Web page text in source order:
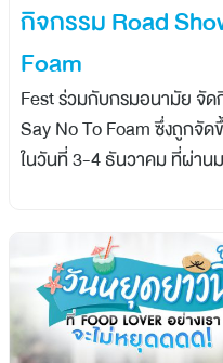
กิจกรรม Road
Foam
Fest ร่วมกับกรมอนามัย จั
Say No To Foam ซึ่งถูกจัด
ในวันที่ 3-4 ธันวาคม ที่ผ่าน